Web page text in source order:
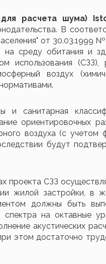
расчета шума)
В
от 30.03.1999
на среду обитания и
использования (СЗЗ),
воздух
и санитарная
ориентировочных
воздуха (с учетом
будут
проекта СЗЗ
жилой застройки, в
должны быть
спектра на октавные
акустических
этом достаточно